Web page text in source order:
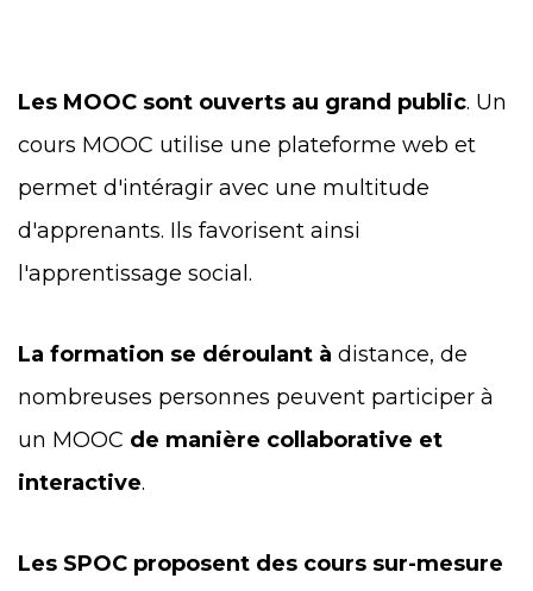
Les MOOC sont ouverts au grand public. Un
cours MOOC utilise une plateforme web et
permet d'intéragir avec une multitude
d'apprenants. Ils favorisent ainsi
l'apprentissage social.
La formation se déroulant à distance, de
nombreuses personnes peuvent participer à
un MOOC de manière collaborative et
interactive.
Les SPOC proposent des cours sur-mesure